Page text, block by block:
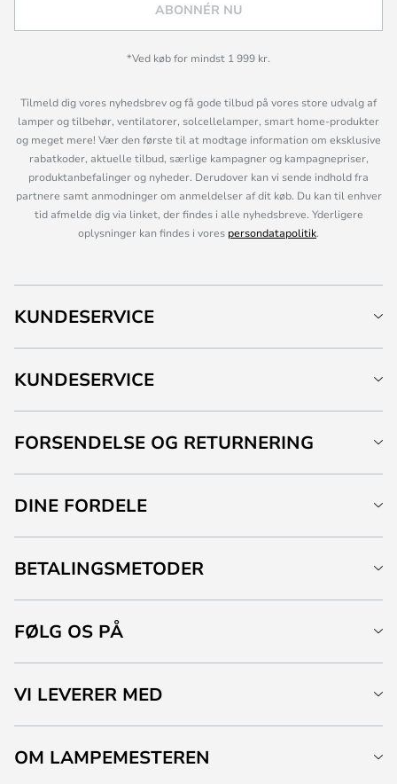
ABONNÉR NU
*Ved køb for mindst 1 999 kr.
Tilmeld dig vores nyhedsbrev og få gode tilbud på vores store udvalg af
lamper og tilbehør, ventilatorer, solcellelamper, smart home-produkter
og meget mere! Vær den første til at modtage information om eksklusive
rabatkoder, aktuelle tilbud, særlige kampagner og kampagnepriser,
produktanbefalinger og nyheder. Derudover kan vi sende indhold fra
partnere samt anmodninger om anmeldelser af dit køb. Du kan til enhver
tid afmelde dig via linket, der findes i alle nyhedsbreve. Yderligere
oplysninger kan findes i vores persondatapolitik.
KUNDESERVICE
KUNDESERVICE
FORSENDELSE OG RETURNERING
DINE FORDELE
BETALINGSMETODER
FØLG OS PÅ
VI LEVERER MED
OM LAMPEMESTEREN